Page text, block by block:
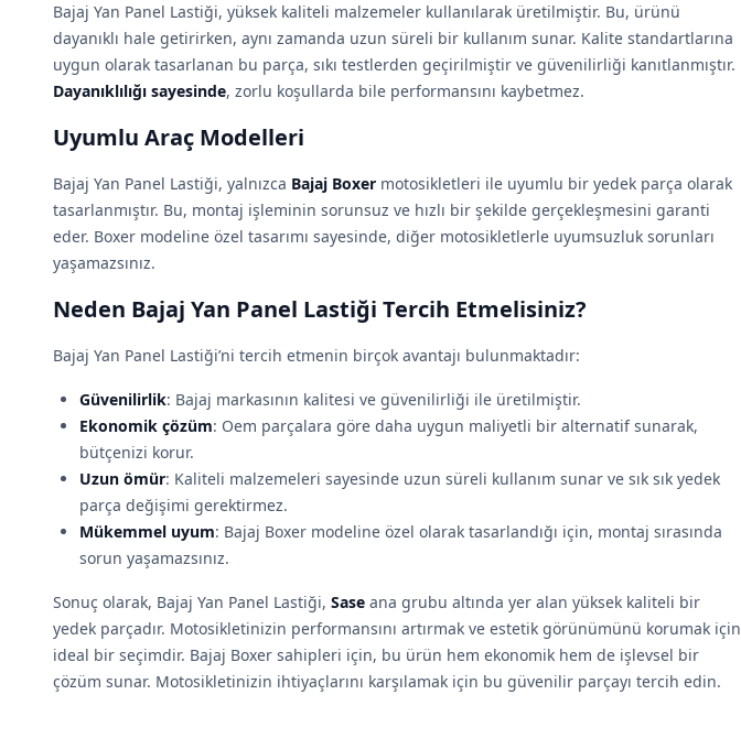
Bajaj Yan Panel Lastiği, yüksek kaliteli malzemeler kullanılarak üretilmiştir. Bu, ürünü
dayanıklı hale getirirken, aynı zamanda uzun süreli bir kullanım sunar. Kalite standartlarına
uygun olarak tasarlanan bu parça, sıkı testlerden geçirilmiştir ve güvenilirliği kanıtlanmıştır.
Dayanıklılığı sayesinde, zorlu koşullarda bile performansını kaybetmez.
Uyumlu Araç Modelleri
Bajaj Yan Panel Lastiği, yalnızca Bajaj Boxer motosikletleri ile uyumlu bir yedek parça olarak
tasarlanmıştır. Bu, montaj işleminin sorunsuz ve hızlı bir şekilde gerçekleşmesini garanti
eder. Boxer modeline özel tasarımı sayesinde, diğer motosikletlerle uyumsuzluk sorunları
yaşamazsınız.
Neden Bajaj Yan Panel Lastiği Tercih Etmelisiniz?
Bajaj Yan Panel Lastiği’ni tercih etmenin birçok avantajı bulunmaktadır:
Güvenilirlik: Bajaj markasının kalitesi ve güvenilirliği ile üretilmiştir.
Ekonomik çözüm: Oem parçalara göre daha uygun maliyetli bir alternatif sunarak,
bütçenizi korur.
Uzun ömür: Kaliteli malzemeleri sayesinde uzun süreli kullanım sunar ve sık sık yedek
parça değişimi gerektirmez.
Mükemmel uyum: Bajaj Boxer modeline özel olarak tasarlandığı için, montaj sırasında
sorun yaşamazsınız.
Sonuç olarak, Bajaj Yan Panel Lastiği, Sase ana grubu altında yer alan yüksek kaliteli bir
yedek parçadır. Motosikletinizin performansını artırmak ve estetik görünümünü korumak için
ideal bir seçimdir. Bajaj Boxer sahipleri için, bu ürün hem ekonomik hem de işlevsel bir
çözüm sunar. Motosikletinizin ihtiyaçlarını karşılamak için bu güvenilir parçayı tercih edin.